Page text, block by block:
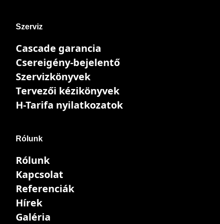
Szerviz
Cascade garancia
Csereigény-bejelentő
Szervizkönyvek
Tervezői kézikönyvek
H-Tarifa nyilatkozatok
Rólunk
Rólunk
Kapcsolat
Referenciák
Hírek
Galéria